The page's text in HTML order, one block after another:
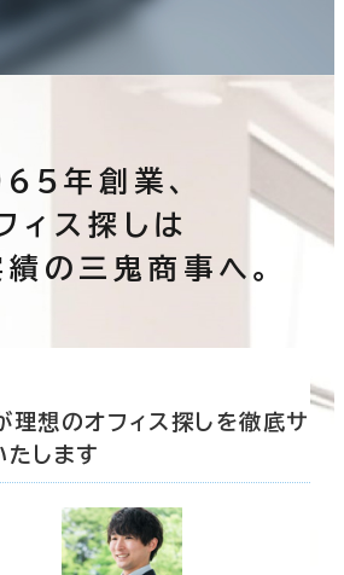
年創業、
ィス探しは
の三鬼商事へ。
理想のオフィス探しを徹底サ
たします